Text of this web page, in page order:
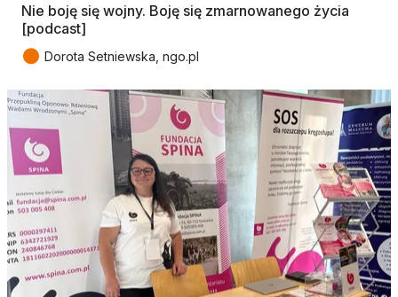
Nie boję się wojny. Boję się zmarnowanego życia
[podcast]
● Dorota Setniewska, ngo.pl